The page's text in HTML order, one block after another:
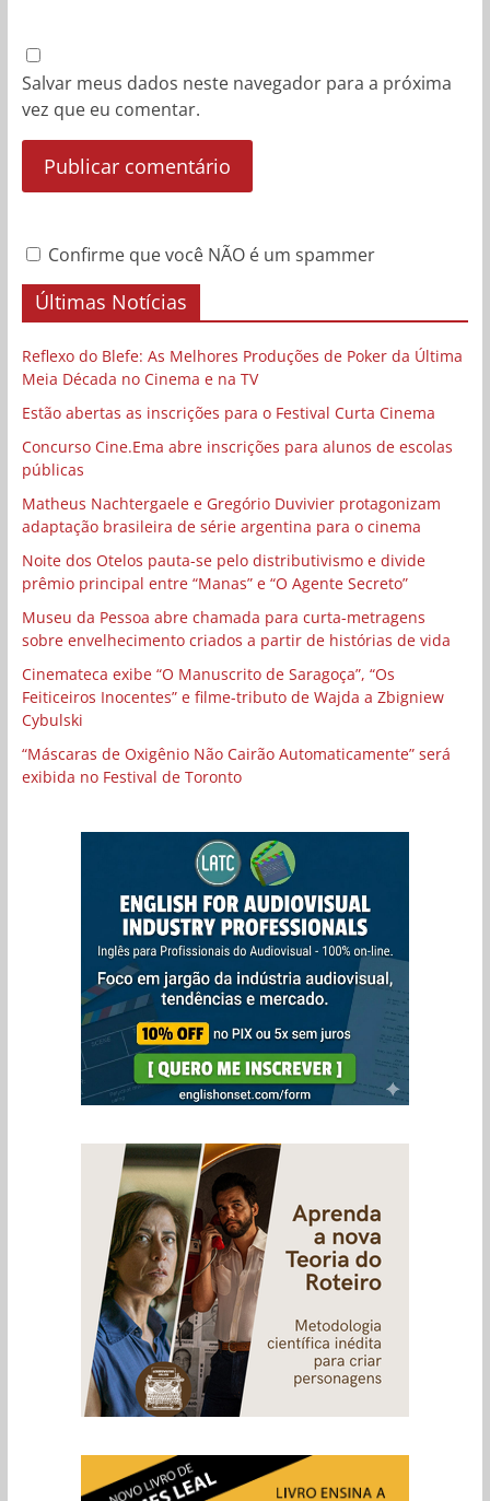
Salvar meus dados neste navegador para a próxima
vez que eu comentar.
Confirme que você NÃO é um spammer
Últimas Notícias
Reflexo do Blefe: As Melhores Produções de Poker da Última
Meia Década no Cinema e na TV
Estão abertas as inscrições para o Festival Curta Cinema
Concurso Cine.Ema abre inscrições para alunos de escolas
públicas
Matheus Nachtergaele e Gregório Duvivier protagonizam
adaptação brasileira de série argentina para o cinema
Noite dos Otelos pauta-se pelo distributivismo e divide
prêmio principal entre “Manas” e “O Agente Secreto”
Museu da Pessoa abre chamada para curta-metragens
sobre envelhecimento criados a partir de histórias de vida
Cinemateca exibe “O Manuscrito de Saragoça”, “Os
Feiticeiros Inocentes” e filme-tributo de Wajda a Zbigniew
Cybulski
“Máscaras de Oxigênio Não Cairão Automaticamente” será
exibida no Festival de Toronto